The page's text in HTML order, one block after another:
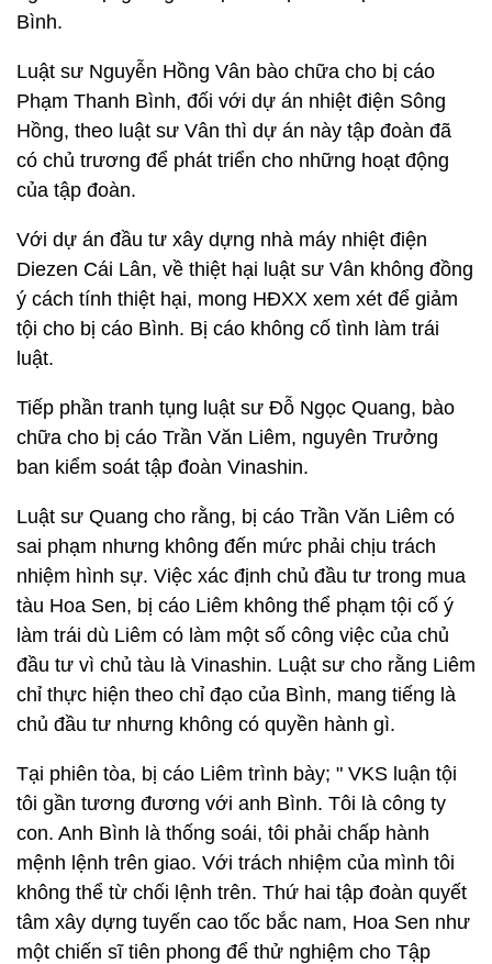
Bình.
Luật sư Nguyễn Hồng Vân bào chữa cho bị cáo
Phạm Thanh Bình, đối với dự án nhiệt điện Sông
Hồng, theo luật sư Vân thì dự án này tập đoàn đã
có chủ trương để phát triển cho những hoạt động
của tập đoàn.
Với dự án đầu tư xây dựng nhà máy nhiệt điện
Diezen Cái Lân, về thiệt hại luật sư Vân không đồng
ý cách tính thiệt hại, mong HĐXX xem xét để giảm
tội cho bị cáo Bình. Bị cáo không cố tình làm trái
luật.
Tiếp phần tranh tụng luật sư Đỗ Ngọc Quang, bào
chữa cho bị cáo Trần Văn Liêm, nguyên Trưởng
ban kiểm soát tập đoàn Vinashin.
Luật sư Quang cho rằng, bị cáo Trần Văn Liêm có
sai phạm nhưng không đến mức phải chịu trách
nhiệm hình sự. Việc xác định chủ đầu tư trong mua
tàu Hoa Sen, bị cáo Liêm không thể phạm tội cố ý
làm trái dù Liêm có làm một số công việc của chủ
đầu tư vì chủ tàu là Vinashin. Luật sư cho rằng Liêm
chỉ thực hiện theo chỉ đạo của Bình, mang tiếng là
chủ đầu tư nhưng không có quyền hành gì.
Tại phiên tòa, bị cáo Liêm trình bày; " VKS luận tội
tôi gần tương đương với anh Bình. Tôi là công ty
con. Anh Bình là thống soái, tôi phải chấp hành
mệnh lệnh trên giao. Với trách nhiệm của mình tôi
không thể từ chối lệnh trên. Thứ hai tập đoàn quyết
tâm xây dựng tuyến cao tốc bắc nam, Hoa Sen như
một chiến sĩ tiên phong để thử nghiệm cho Tập